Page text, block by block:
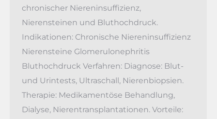
chronischer Niereninsuffizienz,
Nierensteinen und Bluthochdruck.
Indikationen: Chronische Niereninsuffizienz
Nierensteine Glomerulonephritis
Bluthochdruck Verfahren: Diagnose: Blut-
und Urintests, Ultraschall, Nierenbiopsien.
Therapie: Medikamentöse Behandlung,
Dialyse, Nierentransplantationen. Vorteile: